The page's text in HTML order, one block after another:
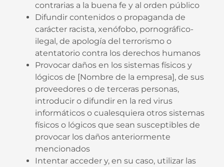
contrarias a la buena fe y al orden público
Difundir contenidos o propaganda de
carácter racista, xenófobo, pornográfico-
ilegal, de apología del terrorismo o
atentatorio contra los derechos humanos
Provocar daños en los sistemas físicos y
lógicos de [Nombre de la empresa], de sus
proveedores o de terceras personas,
introducir o difundir en la red virus
informáticos o cualesquiera otros sistemas
físicos o lógicos que sean susceptibles de
provocar los daños anteriormente
mencionados
Intentar acceder y, en su caso, utilizar las